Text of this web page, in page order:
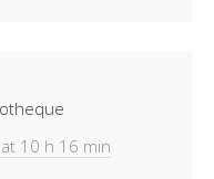
10 h 16 min